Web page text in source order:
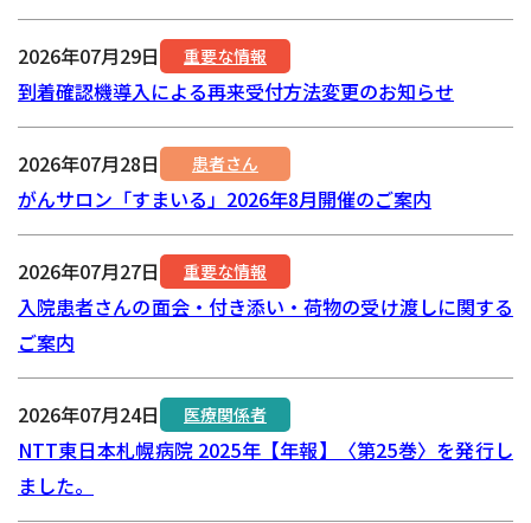
2026年07月29日 重要な情報
到着確認機導入による再来受付方法変更のお知らせ
2026年07月28日 患者さん
がんサロン「すまいる」2026年8月開催のご案内
2026年07月27日 重要な情報
入院患者さんの面会・付き添い・荷物の受け渡しに関する
ご案内
2026年07月24日 医療関係者
NTT東日本札幌病院 2025年【年報】〈第25巻〉を発行し
ました。